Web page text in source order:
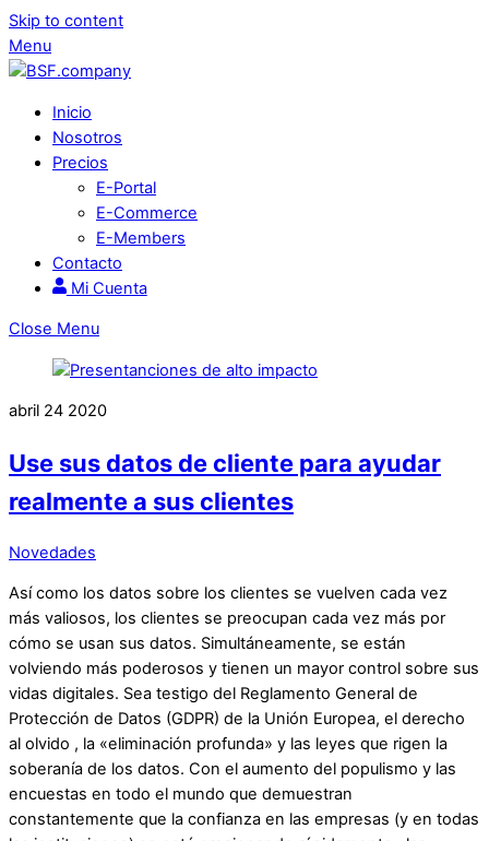
Skip to content
Menu
Inicio
Nosotros
Precios
E-Portal
E-Commerce
E-Members
Contacto
Mi Cuenta
Close Menu
abril 24 2020
Use sus datos de cliente para ayudar
realmente a sus clientes
Novedades
Así como los datos sobre los clientes se vuelven cada vez
más valiosos, los clientes se preocupan cada vez más por
cómo se usan sus datos. Simultáneamente, se están
volviendo más poderosos y tienen un mayor control sobre sus
vidas digitales. Sea testigo del Reglamento General de
Protección de Datos (GDPR) de la Unión Europea, el derecho
al olvido , la «eliminación profunda» y las leyes que rigen la
soberanía de los datos. Con el aumento del populismo y las
encuestas en todo el mundo que demuestran
constantemente que la confianza en las empresas (y en todas